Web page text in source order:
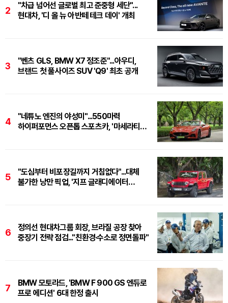
2
"차급 넘어선 글로벌 최고 준중형 세단"...
현대차, '디 올 뉴 아반떼 테크 데이' 개최
3
"벤츠 GLS, BMW X7 정조준"...아우디,
브랜드 첫 풀사이즈 SUV 'Q9' 최초 공개
4
"네튜노 엔진의 야성미"...550마력
하이퍼포먼스 오픈톱 스포츠카, '마세라티
5
"도심부터 비포장길까지 거침없다"...대체
불가한 낭만 픽업, '지프 글래디에이터
6
정의선 현대차그룹 회장, 브라질 공장 찾아
중장기 전략 점검..."친환경·수소로 정면돌파"
7
BMW 모토라드, 'BMW F 900 GS 엔듀로
프로 에디션' 6대 한정 출시